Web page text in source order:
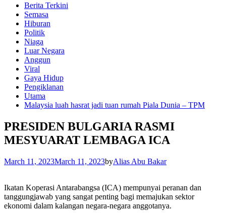
Berita Terkini
Semasa
Hiburan
Politik
Niaga
Luar Negara
Anggun
Viral
Gaya Hidup
Pengiklanan
Utama
Malaysia luah hasrat jadi tuan rumah Piala Dunia – TPM
PRESIDEN BULGARIA RASMI
MESYUARAT LEMBAGA ICA
March 11, 2023March 11, 2023byAlias Abu Bakar
Ikatan Koperasi Antarabangsa (ICA) mempunyai peranan dan
tanggungjawab yang sangat penting bagi memajukan sektor
ekonomi dalam kalangan negara-negara anggotanya.